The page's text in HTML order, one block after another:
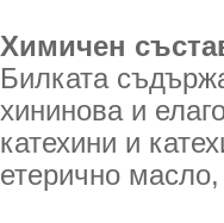
Химичен
Билката
хининова и
катехини и
етерично